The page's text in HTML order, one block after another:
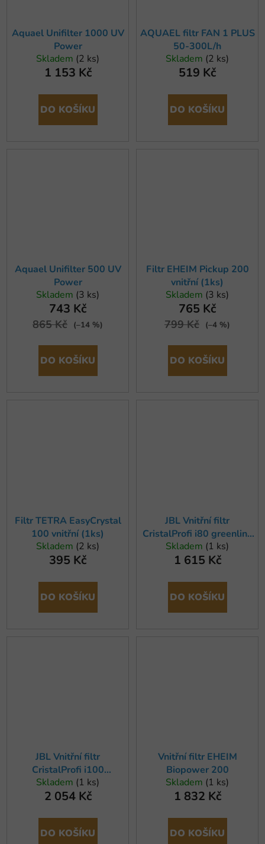
Aquael Unifilter 1000 UV
Power
Skladem (2 ks)
1 153 Kč
DO KOŠÍKU
AQUAEL filtr FAN 1 PLUS
50-300L/h
Skladem (2 ks)
519 Kč
DO KOŠÍKU
Aquael Unifilter 500 UV
Power
Skladem (3 ks)
743 Kč
865 Kč (–14 %)
DO KOŠÍKU
Filtr EHEIM Pickup 200
vnitřní (1ks)
Skladem (3 ks)
765 Kč
799 Kč (–4 %)
DO KOŠÍKU
Filtr TETRA EasyCrystal
100 vnitřní (1ks)
Skladem (2 ks)
395 Kč
DO KOŠÍKU
JBL Vnitřní filtr
CristalProfi i80 greenline
pro akvária 60-110 l
Skladem (1 ks)
1 615 Kč
DO KOŠÍKU
JBL Vnitřní filtr
CristalProfi i100
greenline pro akvária 90-
160 l
Skladem (1 ks)
2 054 Kč
DO KOŠÍKU
Vnitřní filtr EHEIM
Biopower 200
Skladem (1 ks)
1 832 Kč
DO KOŠÍKU